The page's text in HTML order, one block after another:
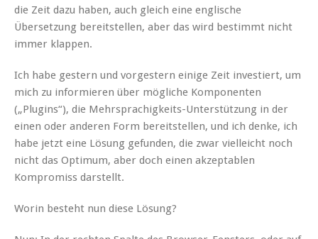
die Zeit dazu haben, auch gleich eine englische
Übersetzung bereitstellen, aber das wird bestimmt nicht
immer klappen.
Ich habe gestern und vorgestern einige Zeit investiert, um
mich zu informieren über mögliche Komponenten
(„Plugins“), die Mehrsprachigkeits-Unterstützung in der
einen oder anderen Form bereitstellen, und ich denke, ich
habe jetzt eine Lösung gefunden, die zwar vielleicht noch
nicht das Optimum, aber doch einen akzeptablen
Kompromiss darstellt.
Worin besteht nun diese Lösung?